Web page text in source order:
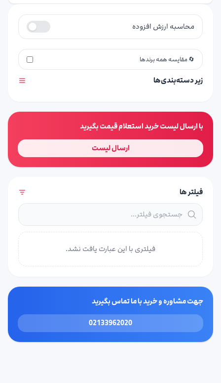
محاسبه ارزش افزوده
🔄 مقایسه همه برندها
زیر دسته‌بندی‌ها
با ارسال لیست خرید استعلام قیمت بگیرید
ارسال لیست
فیلتر ها
فیلتری با این عبارت یافت نشد.
جهت مشاوره و خرید با ما تماس بگیرید
02133962020